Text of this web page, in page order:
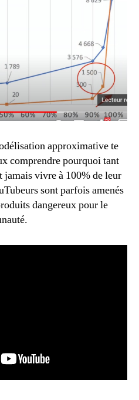
approximative te
comprendre pourquoi tant
jamais vivre à 100% de leur
sont parfois amenés
dangereux pour le